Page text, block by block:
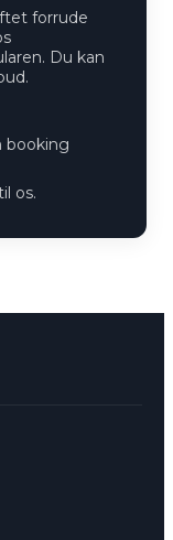
forrude
Du kan
booking
os.